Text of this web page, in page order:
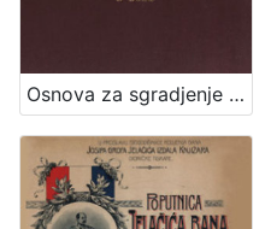
Osnova za sgradjenje pješačke vojarne u Zagrebu = Entwurf für die in Agram zu erbauende Infanterie-Kasernen / izradjena po Franji Gruberu, Dragutinu Völckneru